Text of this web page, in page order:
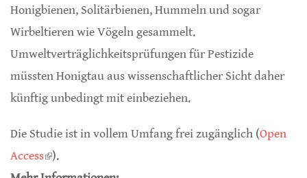
Honigbienen, Solitärbienen, Hummeln und sogar
Wirbeltieren wie Vögeln gesammelt.
Umweltverträglichkeitsprüfungen für Pestizide
müssten Honigtau aus wissenschaftlicher Sicht daher
künftig unbedingt mit einbeziehen.
Die Studie ist in vollem Umfang frei zugänglich (Open
Access(link is external)
).